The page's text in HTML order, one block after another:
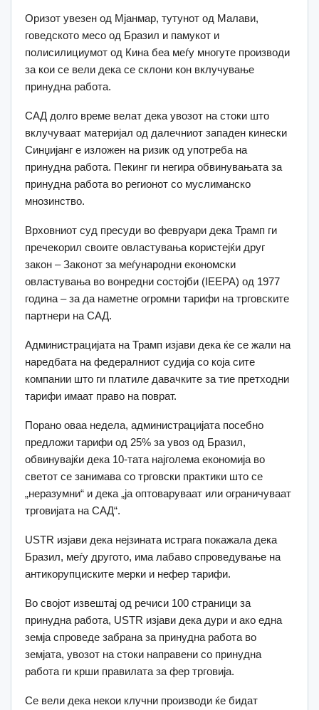
Оризот увезен од Мјанмар, тутунот од Малави,
говедското месо од Бразил и памукот и
полисилициумот од Кина беа меѓу многуте производи
за кои се вели дека се склони кон вклучување
принудна работа.
САД долго време велат дека увозот на стоки што
вклучуваат материјал од далечниот западен кинески
Синџијанг е изложен на ризик од употреба на
принудна работа. Пекинг ги негира обвинувањата за
принудна работа во регионот со муслиманско
мнозинство.
Врховниот суд пресуди во февруари дека Трамп ги
пречекорил своите овластувања користејќи друг
закон – Законот за меѓународни економски
овластувања во вонредни состојби (IEEPA) од 1977
година – за да наметне огромни тарифи на трговските
партнери на САД.
Администрацијата на Трамп изјави дека ќе се жали на
наредбата на федералниот судија со која сите
компании што ги платиле давачките за тие претходни
тарифи имаат право на поврат.
Порано оваа недела, администрацијата посебно
предложи тарифи од 25% за увоз од Бразил,
обвинувајќи дека 10-тата најголема економија во
светот се занимава со трговски практики што се
„неразумни“ и дека „ја оптоваруваат или ограничуваат
трговијата на САД“.
USTR изјави дека нејзината истрага покажала дека
Бразил, меѓу другото, има лабаво спроведување на
антикорупциските мерки и нефер тарифи.
Во својот извештај од речиси 100 страници за
принудна работа, USTR изјави дека дури и ако една
земја спроведе забрана за принудна работа во
земјата, увозот на стоки направени со принудна
работа ги крши правилата за фер трговија.
Се вели дека некои клучни производи ќе бидат